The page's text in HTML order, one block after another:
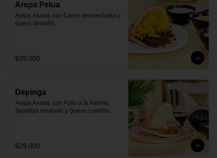
Arepa Pelua
Arepa Asada, con Carne desmechada y
queso amarillo.
$29.000
Depinga
Arepa Asada, con Pollo a la Parrilla,
Tajaditas maduras y Queso costeño.
$29.000